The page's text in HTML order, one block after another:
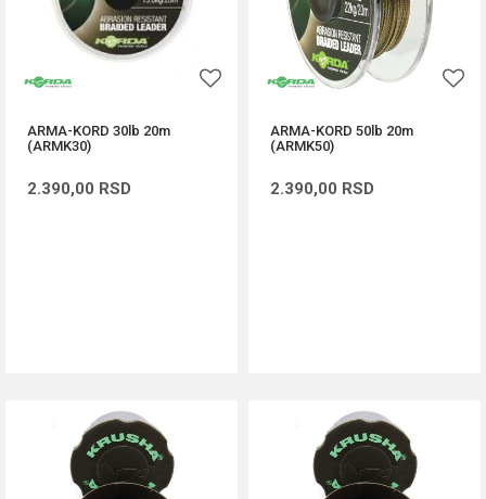
ARMA-KORD 30lb 20m
(ARMK30)
2.390,00 RSD
ARMA-KORD 50lb 20m
(ARMK50)
2.390,00 RSD